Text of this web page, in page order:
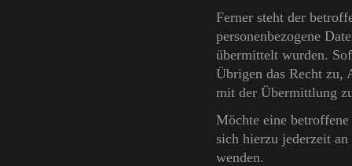
Ferner steht der
personenbezogene
übermittelt wurden.
Übrigen das Recht zu,
mit der Übermittlung
Möchte eine
sich hierzu jederzeit
wenden.